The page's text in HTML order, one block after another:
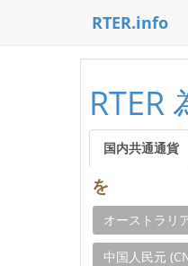
RTER.info
RTER
国内共通通貨
を
オーストラリ
中国人民元